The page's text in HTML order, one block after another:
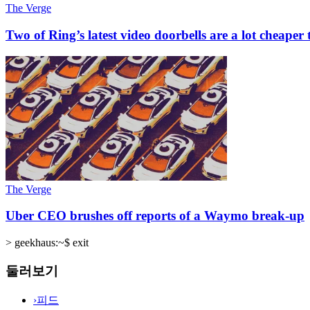
The Verge
Two of Ring’s latest video doorbells are a lot cheaper
The Verge
Uber CEO brushes off reports of a Waymo break-up
> geekhaus:~$ exit
둘러보기
›피드